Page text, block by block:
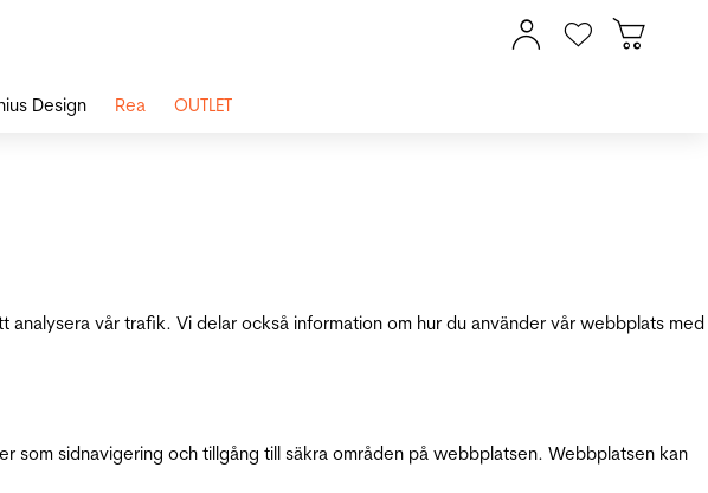
vår trafik. Vi delar också information om hur du använder vår webbplats med
sidnavigering och tillgång till säkra områden på webbplatsen. Webbplatsen kan
Design Rea OUTLET